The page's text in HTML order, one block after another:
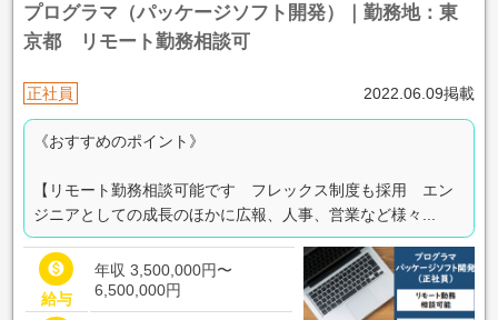
プログラマ（パッケージソフト開発）｜勤務地：東
京都 リモート勤務相談可
正社員 2022.06.09掲載
《おすすめのポイント》
【リモート勤務相談可能です フレックス制度も採用 エン
ジニアとしての成長のほかに広報、人事、営業など様々...

給与
年収 3,500,000円〜
6,500,000円